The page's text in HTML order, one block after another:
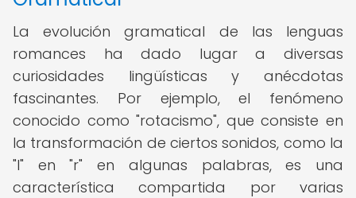
La evolución gramatical de las lenguas
romances ha dado lugar a diversas
curiosidades lingüísticas y anécdotas
fascinantes. Por ejemplo, el fenómeno
conocido como "rotacismo", que consiste en
la transformación de ciertos sonidos, como la
"l" en "r" en algunas palabras, es una
característica compartida por varias